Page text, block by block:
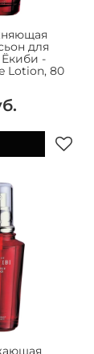
для
-
Lotion, 80